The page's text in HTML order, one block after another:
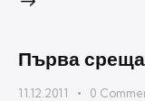
Първа среща
11.12.2011 0